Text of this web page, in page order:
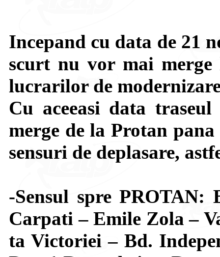
Incepand cu data de 21
scurt nu vor mai
lucrarilor de
Cu aceeasi data
merge de la Protan
sensuri de deplasare,
-Sensul spre
Carpati – Emile Zola –
ta Victoriei – Bd.